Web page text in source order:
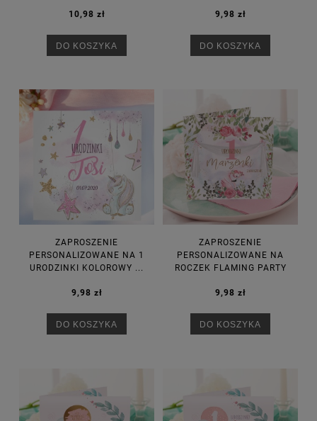
10,98 zł
DO KOSZYKA
9,98 zł
DO KOSZYKA
ZAPROSZENIE
PERSONALIZOWANE NA 1
URODZINKI KOLOROWY ...
9,98 zł
DO KOSZYKA
ZAPROSZENIE
PERSONALIZOWANE NA
ROCZEK FLAMING PARTY
9,98 zł
DO KOSZYKA